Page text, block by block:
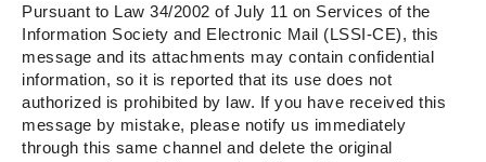
Pursuant to Law 34/2002 of July 11 on Services of the
Information Society and Electronic Mail (LSSI-CE), this
message and its attachments may contain confidential
information, so it is reported that its use does not
authorized is prohibited by law. If you have received this
message by mistake, please notify us immediately
through this same channel and delete the original